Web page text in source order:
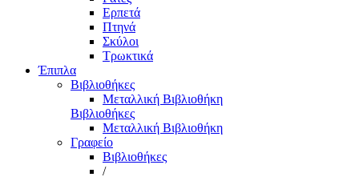
Ερπετά
Πτηνά
Σκύλοι
Τρωκτικά
Έπιπλα
Βιβλιοθήκες
Μεταλλική Βιβλιοθήκη
Βιβλιοθήκες
Μεταλλική Βιβλιοθήκη
Γραφείο
Βιβλιοθήκες
/